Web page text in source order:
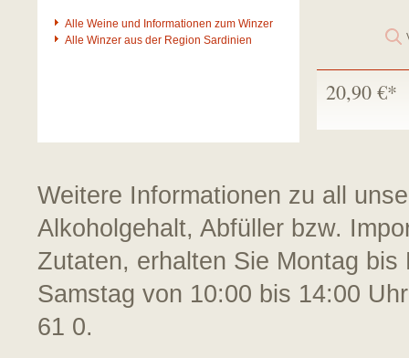
20,90 €*
Alle Weine und Informationen zum Winzer
Alle Winzer aus der Region Sardinien
Weitere Informationen zu all
Alkoholgehalt, Abfüller bzw.
Zutaten, erhalten Sie Montag
Samstag von 10:00 bis 14:00
61 0.